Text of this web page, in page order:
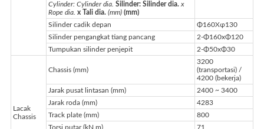
Cylinder: Cylinder dia. Silinder: Silinder dia. x
Rope dia. x Tali dia. (mm) (mm)
Silinder cadik depan
Φ160Xφ130
Silinder pengangkat tiang pancang
2-Φ160xΦ120
Tumpukan silinder penjepit
2-Φ50xΦ30
Lacak
Chassis
Chassis (mm)
3200
(transportasi) /
4200 (bekerja)
Jarak pusat lintasan (mm)
2400 ~ 3400
Jarak roda (mm)
4283
Track plate (mm)
800
Torsi putar (kN.m)
71